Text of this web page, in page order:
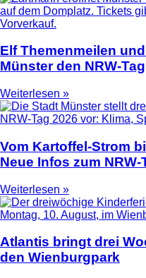
Elf Themenmeilen
Münster den NRW-Tag
Weiterlesen »
Vom Kartoffel-Strom
Neue Infos zum NRW-
Weiterlesen »
Atlantis bringt drei
den Wienburgpark